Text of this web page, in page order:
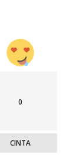
0
CINTA